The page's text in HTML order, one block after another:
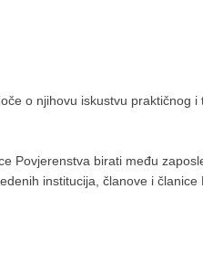
o njihovu iskustvu praktičnog i
Povjerenstva birati među
institucija, članove i članice